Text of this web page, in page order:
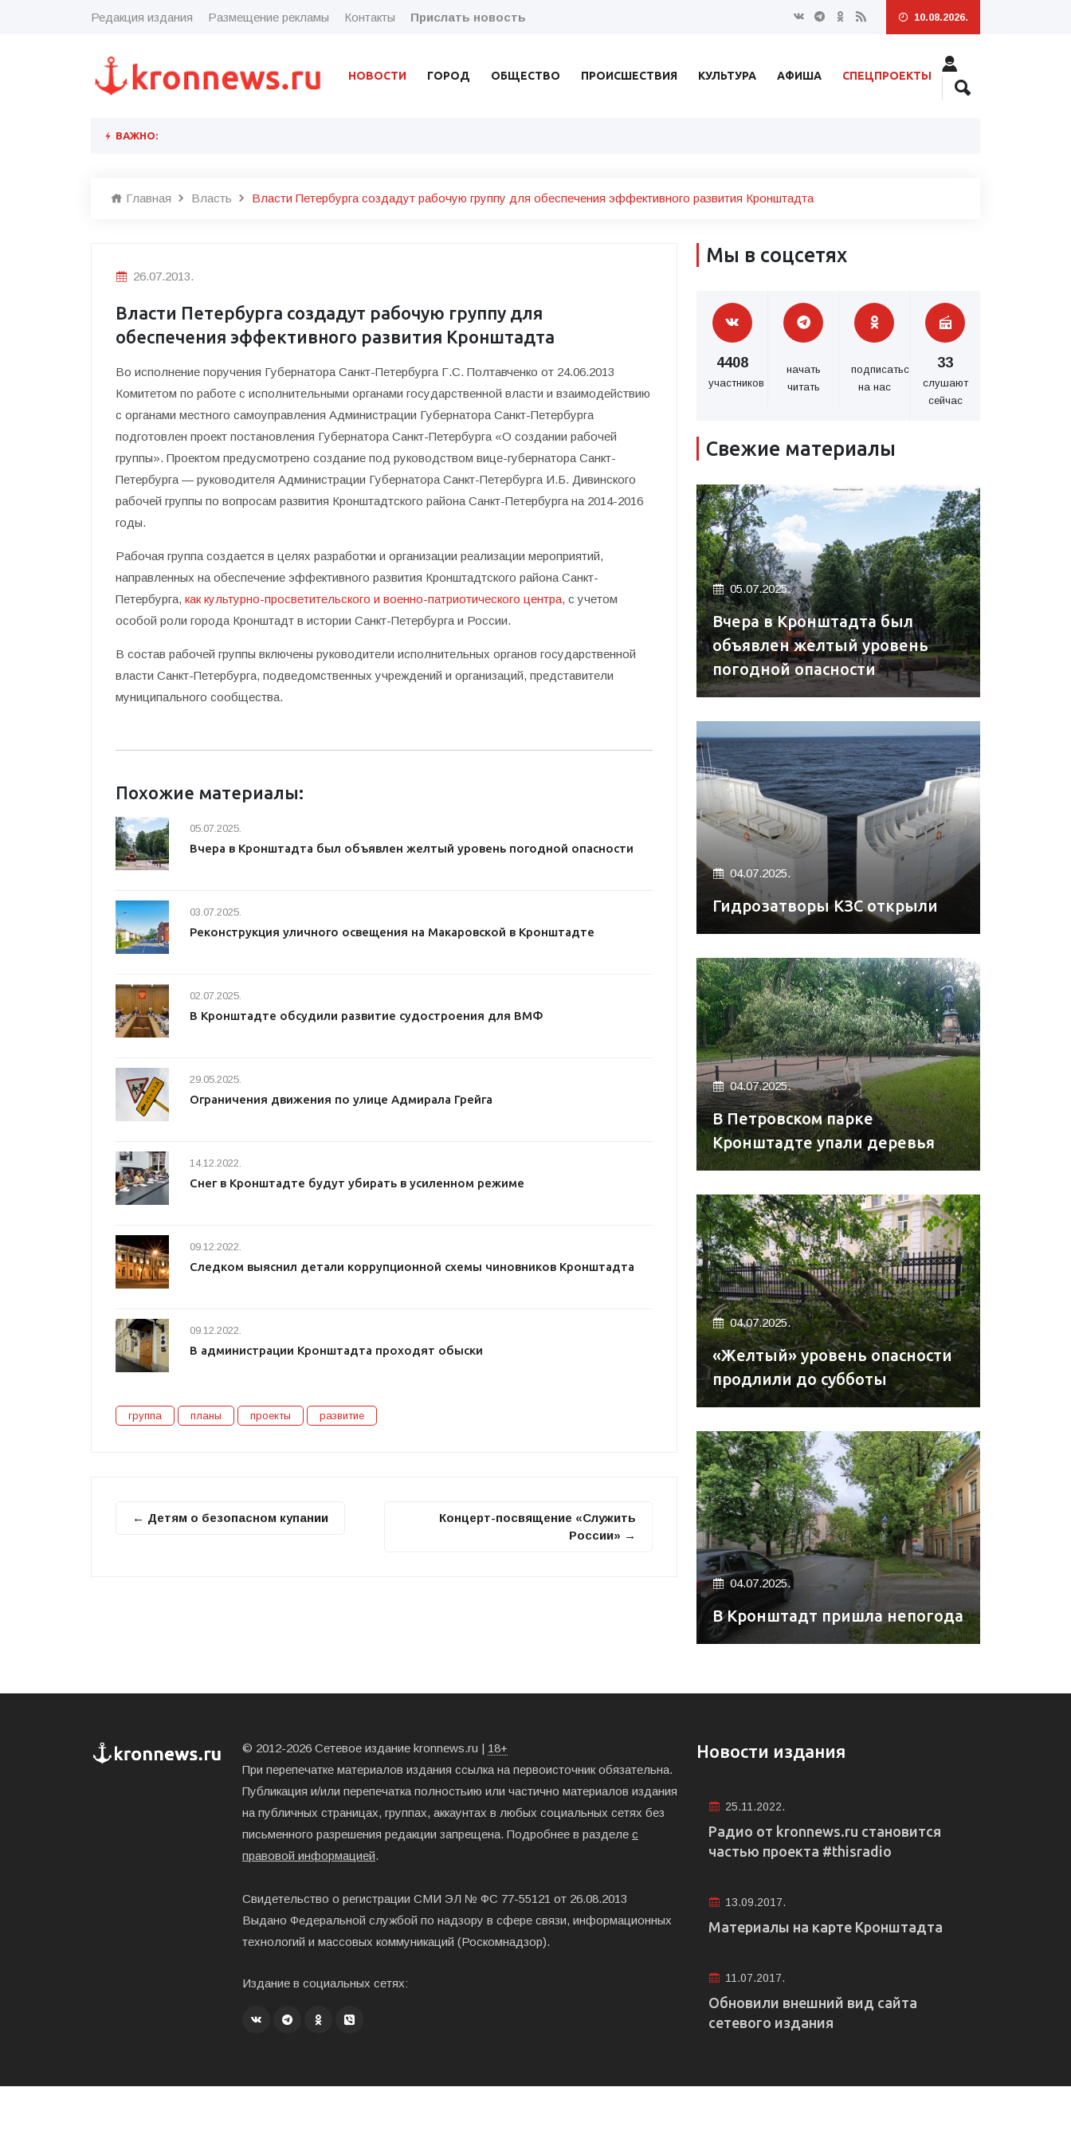
Редакция издания Размещение рекламы Контакты Прислать новость 10.08.2026.
НОВОСТИ ГОРОД ОБЩЕСТВО ПРОИСШЕСТВИЯ КУЛЬТУРА АФИША СПЕЦПРОЕКТЫ
ВАЖНО:
Главная Власть Власти Петербурга создадут рабочую группу для обеспечения эффективного развития Кронштадта
26.07.2013.
Власти Петербурга создадут рабочую группу для
обеспечения эффективного развития Кронштадта
Во исполнение поручения Губернатора Санкт-Петербурга Г.С. Полтавченко от 24.06.2013
Комитетом по работе с исполнительными органами государственной власти и взаимодействию
с органами местного самоуправления Администрации Губернатора Санкт-Петербурга
подготовлен проект постановления Губернатора Санкт-Петербурга «О создании рабочей
группы». Проектом предусмотрено создание под руководством вице-губернатора Санкт-
Петербурга — руководителя Администрации Губернатора Санкт-Петербурга И.Б. Дивинского
рабочей группы по вопросам развития Кронштадтского района Санкт-Петербурга на 2014-2016
годы.
Рабочая группа создается в целях разработки и организации реализации мероприятий,
направленных на обеспечение эффективного развития Кронштадтского района Санкт-
Петербурга, как культурно-просветительского и военно-патриотического центра, с учетом
особой роли города Кронштадт в истории Санкт-Петербурга и России.
В состав рабочей группы включены руководители исполнительных органов государственной
власти Санкт-Петербурга, подведомственных учреждений и организаций, представители
муниципального сообщества.
Похожие материалы:
05.07.2025.
Вчера в Кронштадта был объявлен желтый уровень погодной опасности
03.07.2025.
Реконструкция уличного освещения на Макаровской в Кронштадте
02.07.2025.
В Кронштадте обсудили развитие судостроения для ВМФ
29.05.2025.
Ограничения движения по улице Адмирала Грейга
14.12.2022.
Снег в Кронштадте будут убирать в усиленном режиме
09.12.2022.
Следком выяснил детали коррупционной схемы чиновников Кронштадта
09.12.2022.
В администрации Кронштадта проходят обыски
группа планы проекты развитие
← Детям о безопасном купании
Концерт-посвящение «Служить
России» →
Мы в соцсетях
4408
участников
начать
читать
подписаться
на нас
33
слушают
сейчас
Свежие материалы
05.07.2025.
Вчера в Кронштадта был
объявлен желтый уровень
погодной опасности
04.07.2025.
Гидрозатворы КЗС открыли
04.07.2025.
В Петровском парке
Кронштадте упали деревья
04.07.2025.
«Желтый» уровень опасности
продлили до субботы
04.07.2025.
В Кронштадт пришла непогода
© 2012-2026 Сетевое издание kronnews.ru | 18+
При перепечатке материалов издания ссылка на первоисточник обязательна.
Публикация и/или перепечатка полностьию или частично материалов издания
на публичных страницах, группах, аккаунтах в любых социальных сетях без
письменного разрешения редакции запрещена. Подробнее в разделе с
правовой информацией.
Свидетельство о регистрации СМИ ЭЛ № ФС 77-55121 от 26.08.2013
Выдано Федеральной службой по надзору в сфере связи, информационных
технологий и массовых коммуникаций (Роскомнадзор).
Издание в социальных сетях:
Новости издания
25.11.2022.
Радио от kronnews.ru становится
частью проекта #thisradio
13.09.2017.
Материалы на карте Кронштадта
11.07.2017.
Обновили внешний вид сайта
сетевого издания